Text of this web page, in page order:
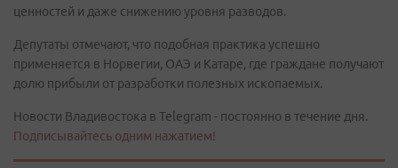
ценностей и даже снижению уровня разводов.
Депутаты отмечают, что подобная практика успешно
применяется в Норвегии, ОАЭ и Катаре, где граждане получают
долю прибыли от разработки полезных ископаемых.
Новости Владивостока в Telegram - постоянно в течение дня.
Подписывайтесь одним нажатием!